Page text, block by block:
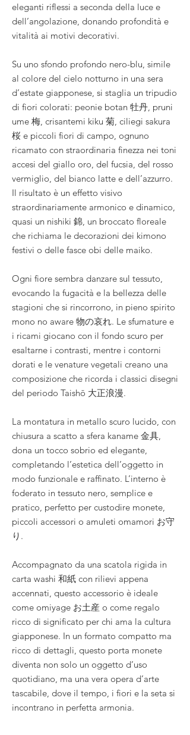
eleganti riflessi a seconda della luce e
dell’angolazione, donando profondità e
vitalità ai motivi decorativi.
Su uno sfondo profondo nero-blu, simile
al colore del cielo notturno in una sera
d’estate giapponese, si staglia un tripudio
di fiori colorati: peonie botan 牡丹, pruni
ume 梅, crisantemi kiku 菊, ciliegi sakura
桜 e piccoli fiori di campo, ognuno
ricamato con straordinaria finezza nei toni
accesi del giallo oro, del fucsia, del rosso
vermiglio, del bianco latte e dell’azzurro.
Il risultato è un effetto visivo
straordinariamente armonico e dinamico,
quasi un nishiki 錦, un broccato floreale
che richiama le decorazioni dei kimono
festivi o delle fasce obi delle maiko.
Ogni fiore sembra danzare sul tessuto,
evocando la fugacità e la bellezza delle
stagioni che si rincorrono, in pieno spirito
mono no aware 物の哀れ. Le sfumature e
i ricami giocano con il fondo scuro per
esaltarne i contrasti, mentre i contorni
dorati e le venature vegetali creano una
composizione che ricorda i classici disegni
del periodo Taishō 大正浪漫.
La montatura in metallo scuro lucido, con
chiusura a scatto a sfera kaname 金具,
dona un tocco sobrio ed elegante,
completando l’estetica dell’oggetto in
modo funzionale e raffinato. L’interno è
foderato in tessuto nero, semplice e
pratico, perfetto per custodire monete,
piccoli accessori o amuleti omamori お守
り.
Accompagnato da una scatola rigida in
carta washi 和紙 con rilievi appena
accennati, questo accessorio è ideale
come omiyage お土産 o come regalo
ricco di significato per chi ama la cultura
giapponese. In un formato compatto ma
ricco di dettagli, questo porta monete
diventa non solo un oggetto d’uso
quotidiano, ma una vera opera d’arte
tascabile, dove il tempo, i fiori e la seta si
incontrano in perfetta armonia.